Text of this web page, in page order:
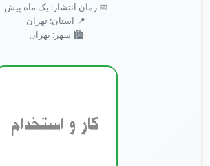
📅 زمان انتشار: یک ماه پیش
📍 استان: تهران
🏙️ شهر: تهران